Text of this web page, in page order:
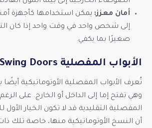
أمان معزز: يمكن استخدامها كأجهزة
إلى شخص واحد في وقت واحد إذا كان
صغيرًا بما يكفي.
الأبواب المفصلية Swing Doors
تُعرف الأبواب المفصلية الأوتوماتيكية أيضًا
وهي تفتح إما إلى الداخل أو الخارج. على
المفصلية التقليدية قد لا تكون الخيار الأول
أن النسخ الأوتوماتيكية منها، خاصة تلك